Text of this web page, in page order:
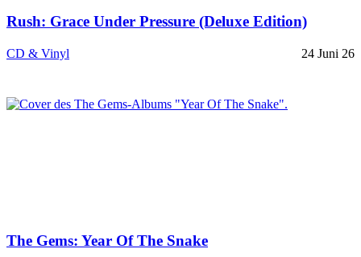
Rush: Grace Under Pressure (Deluxe Edition)
CD & Vinyl 24 Juni 26
The Gems: Year Of The Snake